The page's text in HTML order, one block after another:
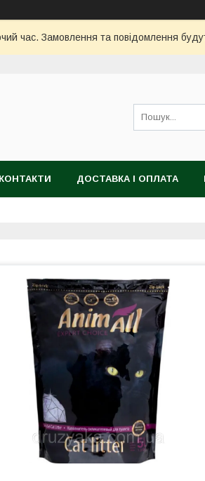
час. Замовлення та повідомлення
КОНТАКТИ ДОСТАВКА І ОПЛАТА